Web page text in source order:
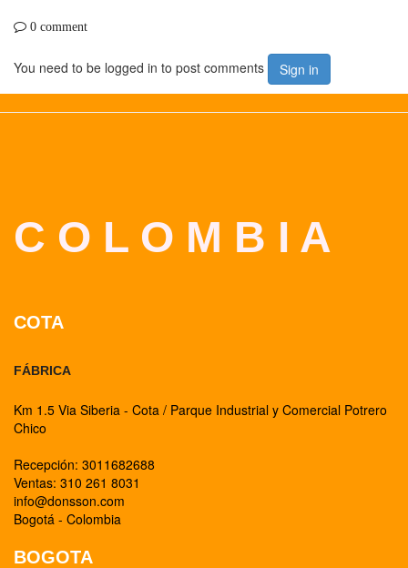
0 comment
You need to be logged in to post comments Sign in
C O L O M B I A
COTA
FÁBRICA
Km 1.5 Via Siberia - Cota / Parque Industrial y Comercial Potrero
Chico
Recepción: 3011682688
Ventas: 310 261 8031
info@donsson.com
Bogotá - Colombia
BOGOTA